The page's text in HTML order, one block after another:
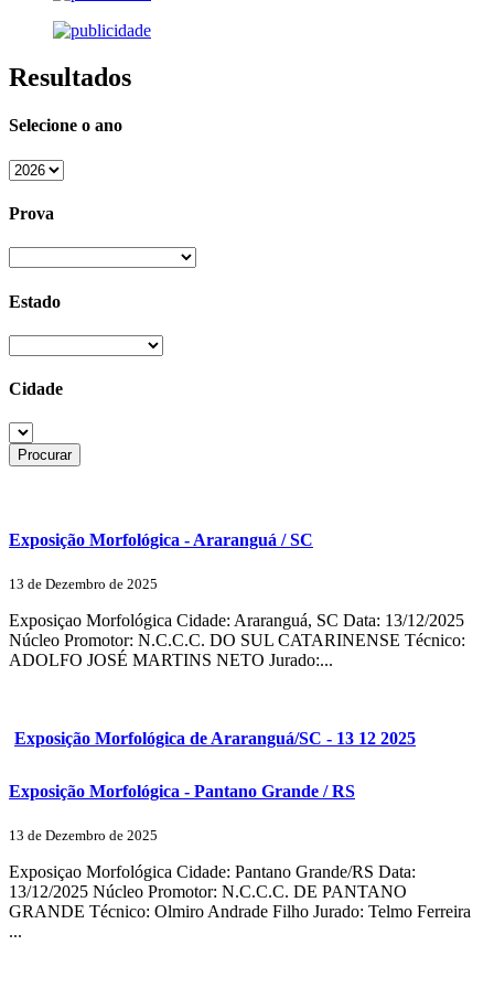
Resultados
Selecione o ano
Prova
Estado
Cidade
Exposição Morfológica - Araranguá / SC
13 de Dezembro de 2025
Exposiçao Morfológica Cidade: Araranguá, SC Data: 13/12/2025
Núcleo Promotor: N.C.C.C. DO SUL CATARINENSE Técnico:
ADOLFO JOSÉ MARTINS NETO Jurado:...
Exposição Morfológica de Araranguá/SC - 13 12 2025
Exposição Morfológica - Pantano Grande / RS
13 de Dezembro de 2025
Exposiçao Morfológica Cidade: Pantano Grande/RS Data:
13/12/2025 Núcleo Promotor: N.C.C.C. DE PANTANO
GRANDE Técnico: Olmiro Andrade Filho Jurado: Telmo Ferreira
...